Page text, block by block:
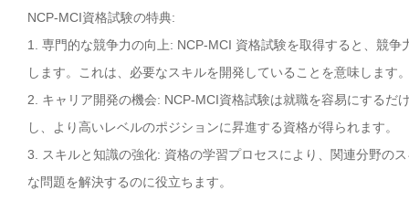
NCP-MCI資格試験の特典:
1. 専門的な競争力の向上: NCP-MCI 資格試験を取得すると、競
します。これは、必要なスキルを開発していることを意味します
2. キャリア開発の機会: NCP-MCI資格試験は就職を容易にする
し、より高いレベルのポジションに昇進する資格が得られます。
3. スキルと知識の強化: 資格の学習プロセスにより、関連分野の
な問題を解決するのに役立ちます。